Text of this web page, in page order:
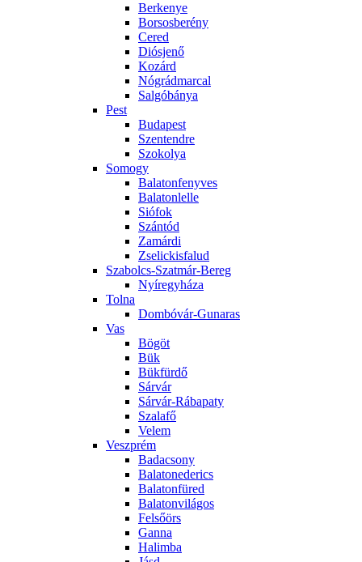
Berkenye
Borsosberény
Cered
Diósjenő
Kozárd
Nógrádmarcal
Salgóbánya
Pest
Budapest
Szentendre
Szokolya
Somogy
Balatonfenyves
Balatonlelle
Siófok
Szántód
Zamárdi
Zselickisfalud
Szabolcs-Szatmár-Bereg
Nyíregyháza
Tolna
Dombóvár-Gunaras
Vas
Bögöt
Bük
Bükfürdő
Sárvár
Sárvár-Rábapaty
Szalafő
Velem
Veszprém
Badacsony
Balatonederics
Balatonfüred
Balatonvilágos
Felsőörs
Ganna
Halimba